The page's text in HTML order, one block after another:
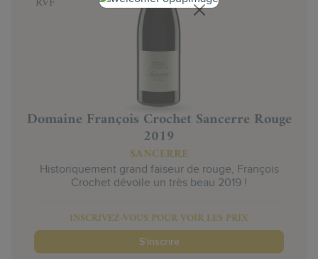
Domaine François Crochet Sancerre Rouge
2019
SANCERRE
Historiquement grand faiseur de rouge, François
Crochet dévoile un très beau 2019 !
INSCRIVEZ-VOUS POUR VOIR LES PRIX
S'inscrire